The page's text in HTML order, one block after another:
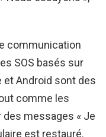
communication
SOS basés sur
et Android sont des
comme les
messages « Je
est restauré.